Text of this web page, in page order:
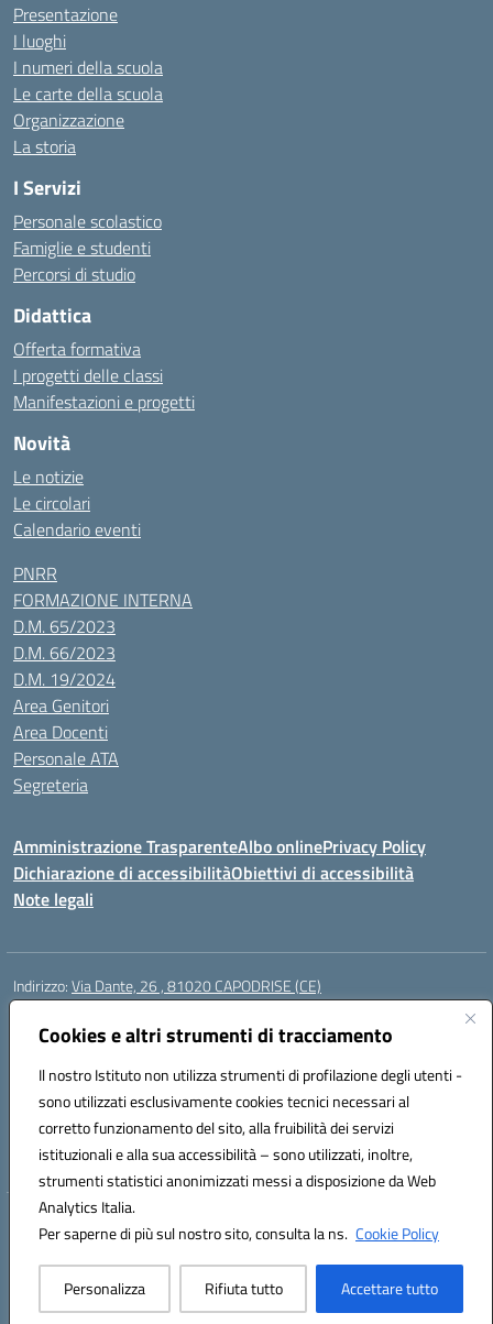
Cookies e altri strumenti di tracciamento
Il nostro Istituto non utilizza strumenti di profilazione degli utenti -
sono utilizzati esclusivamente cookies tecnici necessari al
corretto funzionamento del sito, alla fruibilità dei servizi
istituzionali e alla sua accessibilità – sono utilizzati, inoltre,
strumenti statistici anonimizzati messi a disposizione da Web
Analytics Italia.
Per saperne di più sul nostro sito, consulta la ns. Cookie Policy
Personalizza Rifiuta tutto Accettare tutto
Presentazione
I luoghi
I numeri della scuola
Le carte della scuola
Organizzazione
La storia
I Servizi
Personale scolastico
Famiglie e studenti
Percorsi di studio
Didattica
Offerta formativa
I progetti delle classi
Manifestazioni e progetti
Novità
Le notizie
Le circolari
Calendario eventi
PNRR
FORMAZIONE INTERNA
D.M. 65/2023
D.M. 66/2023
D.M. 19/2024
Area Genitori
Area Docenti
Personale ATA
Segreteria
Amministrazione TrasparenteAlbo onlinePrivacy Policy
Dichiarazione di accessibilitàObiettivi di accessibilità
Note legali
Indirizzo:Via Dante, 26 , 81020 CAPODRISE (CE)
Centralino:
Posta elettronica certificata (PEC):CEIC83000V@pec.istruzione.it
Codice fiscale: 80103200616
Codice meccanografico:CEIC83000V
Codice Indice delle Pubbliche Amministrazioni (IPA): istsc_ceic83000v
Codice unico di fatturazione (CUF): UFO76N
Hosting & Powered by 3D Solution S.r.l.
Concept & Design by Designers Italia